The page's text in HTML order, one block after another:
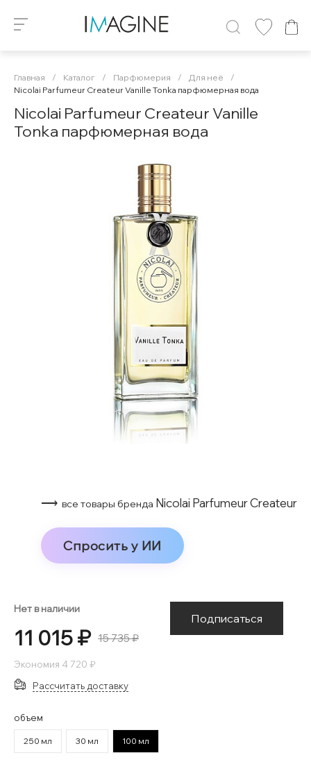
Главная / Каталог / Парфюмерия / Для неё
/
Nicolai Parfumeur Createur Vanille Tonka парфюмерная вода
Nicolai Parfumeur Createur Vanille
Tonka парфюмерная вода
⟶ все товары бренда Nicolai Parfumeur Createur
Спросить у ИИ
Нет в наличии
11 015 ₽ 15 735 ₽
Экономия 4 720 ₽
Подписаться
Рассчитать доставку
объем
250 мл 30 мл 100 мл